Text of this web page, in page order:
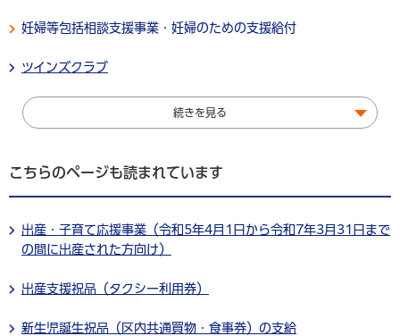
妊婦等包括相談支援事業・妊婦のための支援給付
ツインズクラブ
続きを見る
こちらのページも読まれています
出産・子育て応援事業（令和5年4月1日から令和7年3月31日まで
の間に出産された方向け）
出産支援祝品（タクシー利用券）
新生児誕生祝品（区内共通買物・食事券）の支給